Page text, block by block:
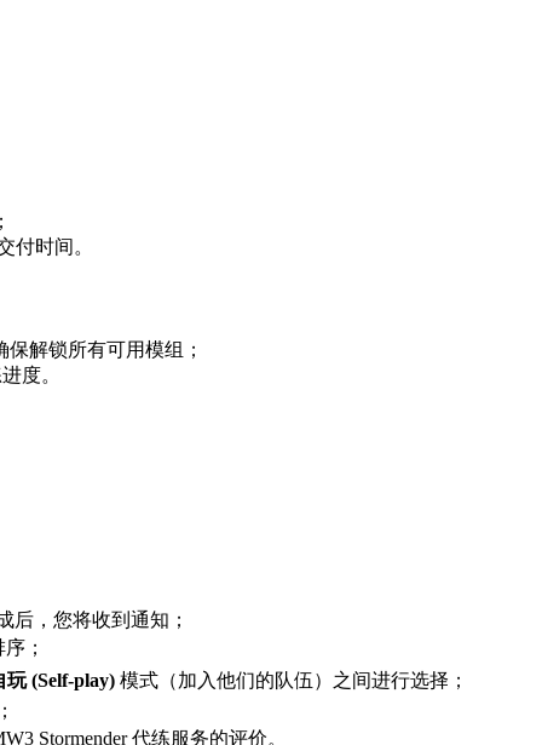
付时间。
解锁所有可用模组；
度。
后，您将收到通知；
；
玩 (Self-play) 模式（加入他们的队伍）之间进行选择；
Stormender 代练服务的评价。